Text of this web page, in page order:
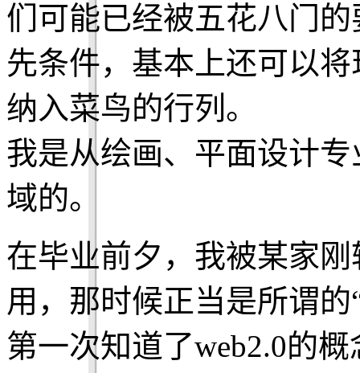
们可能已经被五花八门
先条件，基本上还可以
纳入菜鸟的行列。
我是从绘画、平面设计
域的。
在毕业前夕，我被某家
用，那时候正当是所谓
第一次知道了web2.0的